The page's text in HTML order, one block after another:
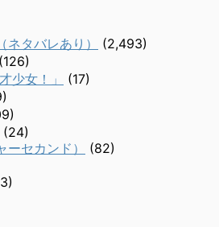
タバレあり）
(2,493)
(126)
少女！」
(17)
(24)
セカンド）
(82)